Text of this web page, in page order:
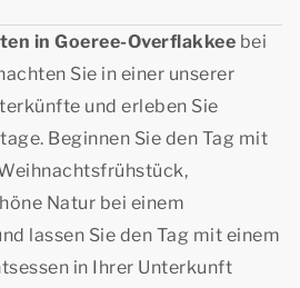
in Goeree-Overflakkee bei
Sie in einer unserer
und erleben Sie
Beginnen Sie den Tag mit
Natur bei einem
lassen Sie den Tag mit einem
in Ihrer Unterkunft